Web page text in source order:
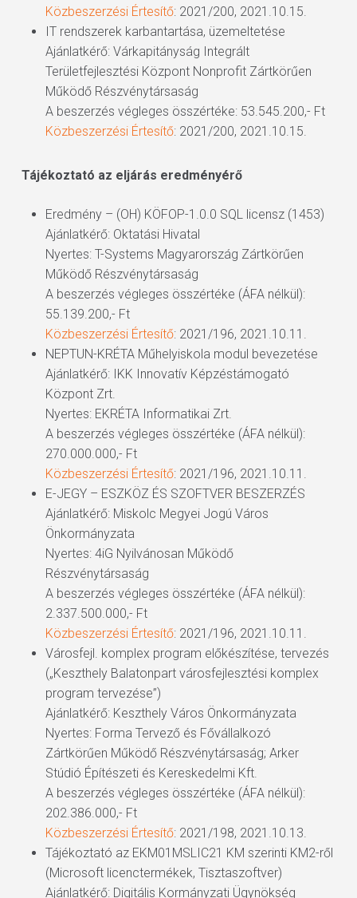
Közbeszerzési Értesítő: 2021/200, 2021.10.15.
IT rendszerek karbantartása, üzemeltetése
Ajánlatkérő: Várkapitányság Integrált
Területfejlesztési Központ Nonprofit Zártkörűen
Működő Részvénytársaság
A beszerzés végleges összértéke: 53.545.200,- Ft
Közbeszerzési Értesítő: 2021/200, 2021.10.15.
Tájékoztató az eljárás eredményérő
Eredmény – (OH) KÖFOP-1.0.0 SQL licensz (1453)
Ajánlatkérő: Oktatási Hivatal
Nyertes: T-Systems Magyarország Zártkörűen
Működő Részvénytársaság
A beszerzés végleges összértéke (ÁFA nélkül):
55.139.200,- Ft
Közbeszerzési Értesítő: 2021/196, 2021.10.11.
NEPTUN-KRÉTA Műhelyiskola modul bevezetése
Ajánlatkérő: IKK Innovatív Képzéstámogató
Központ Zrt.
Nyertes: EKRÉTA Informatikai Zrt.
A beszerzés végleges összértéke (ÁFA nélkül):
270.000.000,- Ft
Közbeszerzési Értesítő: 2021/196, 2021.10.11.
E-JEGY – ESZKÖZ ÉS SZOFTVER BESZERZÉS
Ajánlatkérő: Miskolc Megyei Jogú Város
Önkormányzata
Nyertes: 4iG Nyilvánosan Működő
Részvénytársaság
A beszerzés végleges összértéke (ÁFA nélkül):
2.337.500.000,- Ft
Közbeszerzési Értesítő: 2021/196, 2021.10.11.
Városfejl. komplex program előkészítése, tervezés
(„Keszthely Balatonpart városfejlesztési komplex
program tervezése”)
Ajánlatkérő: Keszthely Város Önkormányzata
Nyertes: Forma Tervező és Fővállalkozó
Zártkörűen Működő Részvénytársaság; Arker
Stúdió Építészeti és Kereskedelmi Kft.
A beszerzés végleges összértéke (ÁFA nélkül):
202.386.000,- Ft
Közbeszerzési Értesítő: 2021/198, 2021.10.13.
Tájékoztató az EKM01MSLIC21 KM szerinti KM2-ről
(Microsoft licenctermékek, Tisztaszoftver)
Ajánlatkérő: Digitális Kormányzati Ügynökség